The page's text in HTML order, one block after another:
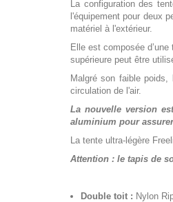
La configuration des
l'équipement pour deux
matériel à l'extérieur.
Elle est composée
supérieure peut être
Malgré son faible
circulation de l'air.
La nouvelle version
aluminium pour
La tente ultra-légère
Attention : le tapis de
Double toit : Nylon